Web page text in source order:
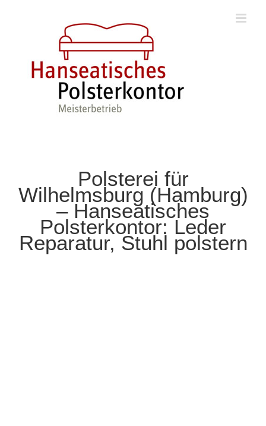
Polsterei für
Wilhelmsburg (Hamburg)
– Hanseatisches
Polsterkontor: Leder
Reparatur, Stuhl polstern